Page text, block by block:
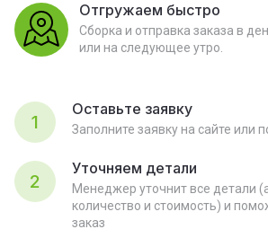
Отгружаем быстро
Сборка и отправка заказа в
или на следующее утро.
1
Оставьте заявку
Заполните заявку на сайте или
2
Уточняем детали
Менеджер уточнит все детали
количество и стоимость) и
заказ